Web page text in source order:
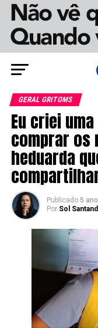
GERAL GRITOMS
Eu criei
comprar os
heduarda
Publicado 5
Por Sol